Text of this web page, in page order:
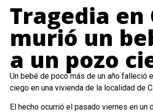
Tragedia en
murió un
a un pozo
Un bebé de poco más de un año falleció
ciego en una vivienda de la localidad de
El hecho ocurrió el pasado viernes en